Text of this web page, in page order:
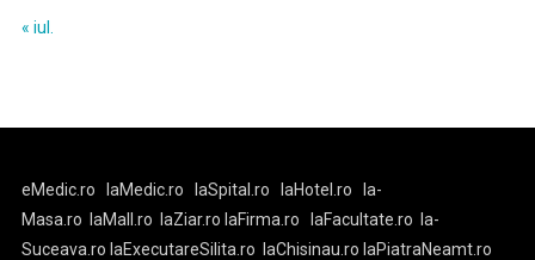
« iul.
eMedic.ro laMedic.ro laSpital.ro laHotel.ro
la-
Masa.ro
laMall.ro laZiar.ro laFirma.ro laFacultate.ro
la-
Suceava.ro laExecutareSilita.ro laChisinau.ro laPiatraNeamt.ro